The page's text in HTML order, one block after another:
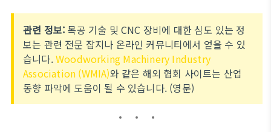
관련 정보: 목공 기술 및 CNC 장비에 대한 심도 있는 정
보는 관련 전문 잡지나 온라인 커뮤니티에서 얻을 수 있
습니다.Woodworking Machinery Industry
Association (WMIA)와 같은 해외 협회 사이트는 산업
동향 파악에 도움이 될 수 있습니다. (영문)